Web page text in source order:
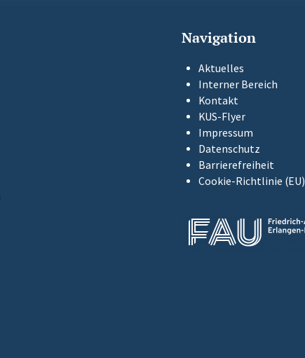
Navigation
Aktuelles
Interner Bereich
Kontakt
KUS-Flyer
Impressum
Datenschutz
Barrierefreiheit
Cookie-Richtlinie (EU)